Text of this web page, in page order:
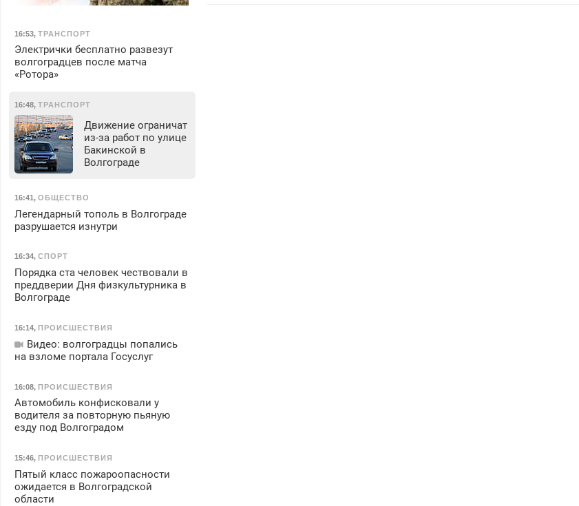
16:53, ТРАНСПОРТ
Электрички бесплатно развезут
волгоградцев после матча
«Ротора»
16:48, ТРАНСПОРТ
Движение ограничат
из-за работ по улице
Бакинской в
Волгограде
16:41, ОБЩЕСТВО
Легендарный тополь в Волгограде
разрушается изнутри
16:34, СПОРТ
Порядка ста человек чествовали в
преддверии Дня физкультурника в
Волгограде
16:14, ПРОИСШЕСТВИЯ
Видео: волгоградцы попались
на взломе портала Госуслуг
16:08, ПРОИСШЕСТВИЯ
Автомобиль конфисковали у
водителя за повторную пьяную
езду под Волгоградом
15:46, ПРОИСШЕСТВИЯ
Пятый класс пожароопасности
ожидается в Волгоградской
области